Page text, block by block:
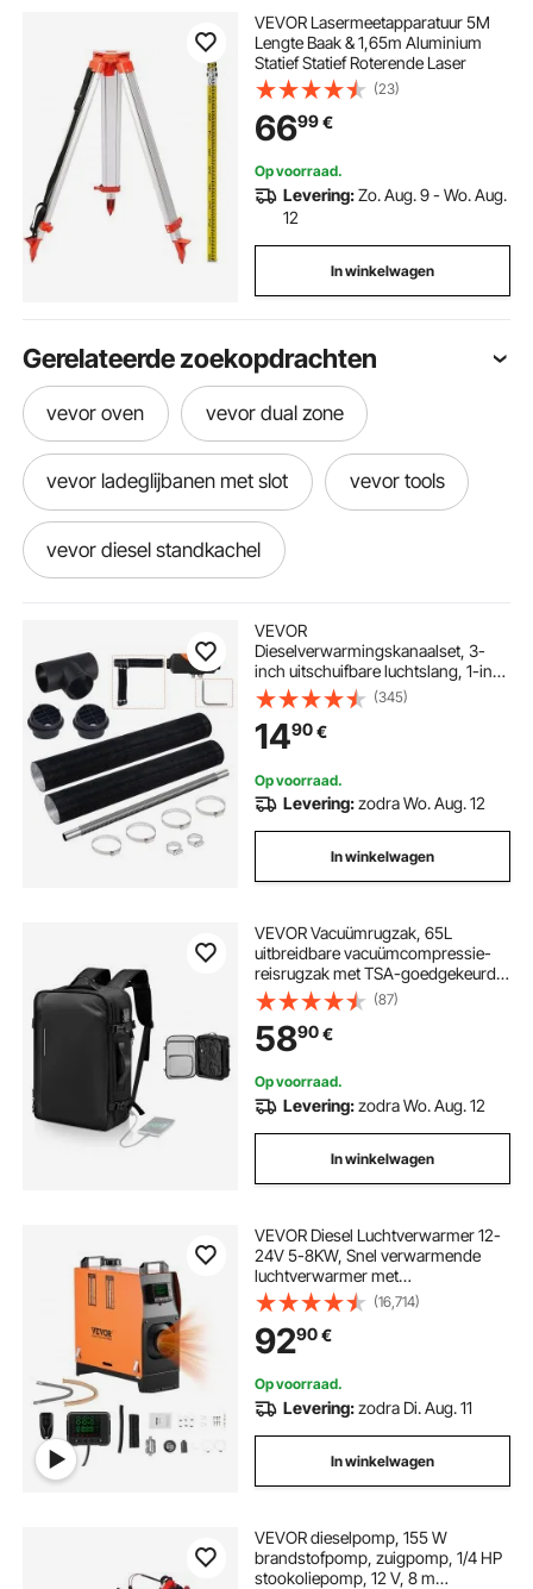
VEVOR Lasermeetapparatuur 5M
Lengte Baak & 1,65m Aluminium
Statief Statief Roterende Laser
(23)
6699€
Op voorraad.
Levering:Zo. Aug. 9 - Wo. Aug.
12
In winkelwagen
Gerelateerde zoekopdrachten
vevor oven vevor dual zone
vevor ladeglijbanen met slot vevor tools
vevor diesel standkachel
vevor kas
vevor 5kw diesel luchtverwarmer
standkachel diesel 5kw vevor
vevor storage box
vevor telescopische verlengstuk
2kw diesel vevor
VEVOR
Dieselverwarmingskanaalset, 3-
inch uitschuifbare luchtslang, 1-inch
roestvrijstalen uitlaatpijp, 2
ventilatieopeningen, T-stuk
luchtuitlaataansluiting en
slangklemmen
(345)
1490€
Op voorraad.
Levering:zodra Wo. Aug. 12
In winkelwagen
VEVOR Vacuümrugzak, 65L
uitbreidbare vacuümcompressie-
reisrugzak met TSA-goedgekeurd
slot, meerdere zakken, waterdichte
handbagage, zonder pomp, zwart
(87)
5890€
Op voorraad.
Levering:zodra Wo. Aug. 12
In winkelwagen
VEVOR Diesel Luchtverwarmer 12-
24V 5-8KW, Snel verwarmende
luchtverwarmer met
afstandsbediening, digitaal
kleurendisplay en gesproken
aankondiging, geluidsarm, voor
camper, vrachtwagen, boot, trailer
(16,714)
9290€
Op voorraad.
Levering:zodra Di. Aug. 11
In winkelwagen
VEVOR dieselpomp, 155 W
brandstofpomp, zuigpomp, 1/4 HP
stookoliepomp, 12 V, 8 m